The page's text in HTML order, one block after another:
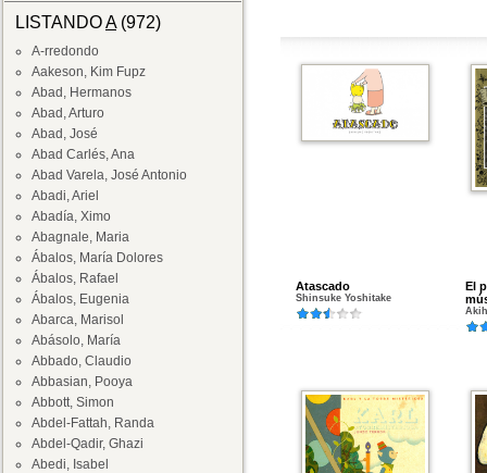
LISTANDOA(972)
A-rredondo
Aakeson, Kim Fupz
Abad, Hermanos
Abad, Arturo
Abad, José
Abad Carlés, Ana
Abad Varela, José Antonio
Abadi, Ariel
Abadía, Ximo
Abagnale, Maria
Ábalos, María Dolores
Ábalos, Rafael
Ábalos, Eugenia
Abarca, Marisol
Abásolo, María
Abbado, Claudio
Abbasian, Pooya
Abbott, Simon
Abdel-Fattah, Randa
Abdel-Qadir, Ghazi
Abedi, Isabel
Atascado
Shinsuke Yoshitake
El